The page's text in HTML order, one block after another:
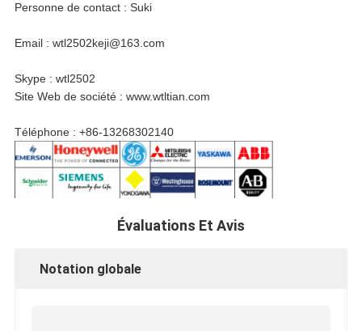
Personne de contact : Suki
Email : wtl2502keji@163.com
Skype : wtl2502
Site Web de société : www.wtltian.com
Téléphone : +86-13268302140
Évaluations Et Avis
Notation globale